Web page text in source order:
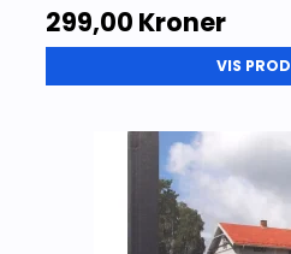
299,00 Kroner
VIS